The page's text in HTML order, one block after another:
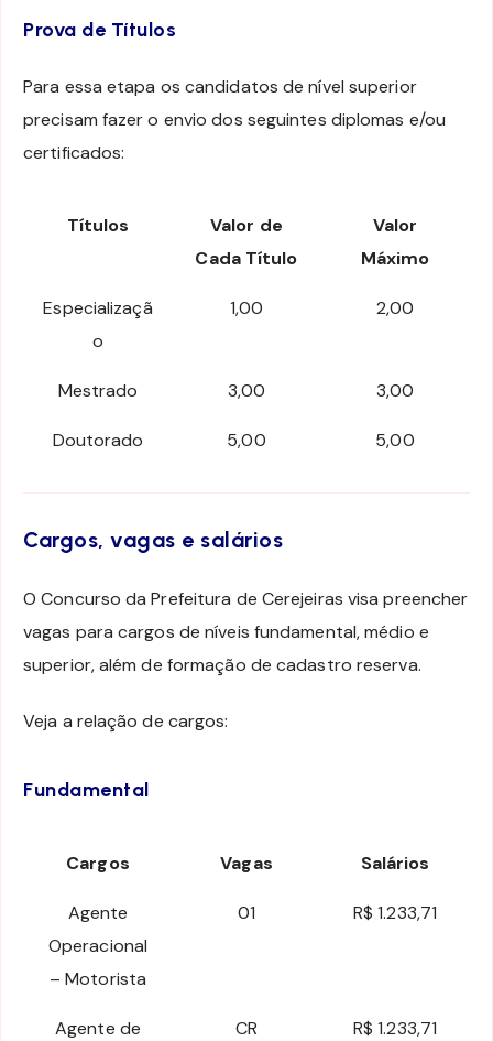
Prova de Títulos
Para essa etapa os candidatos de nível superior
precisam fazer o envio dos seguintes diplomas e/ou
certificados:
Títulos
Valor de
Cada Título
Valor
Máximo
Especializaçã
o
1,00 2,00
Mestrado 3,00 3,00
Doutorado 5,00 5,00
Cargos, vagas e salários
O Concurso da Prefeitura de Cerejeiras visa preencher
vagas para cargos de níveis fundamental, médio e
superior, além de formação de cadastro reserva.
Veja a relação de cargos:
Fundamental
Cargos Vagas Salários
Agente
Operacional
– Motorista
01 R$ 1.233,71
Agente de
CR R$ 1.233,71